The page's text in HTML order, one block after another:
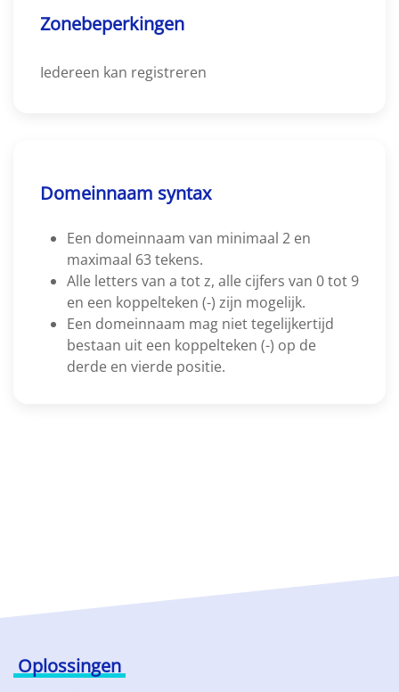
Zonebeperkingen
Iedereen kan registreren
Domeinnaam syntax
Een domeinnaam van minimaal 2 en
maximaal 63 tekens.
Alle letters van a tot z, alle cijfers van 0 tot 9
en een koppelteken (-) zijn mogelijk.
Een domeinnaam mag niet tegelijkertijd
bestaan uit een koppelteken (-) op de
derde en vierde positie.
Oplossingen